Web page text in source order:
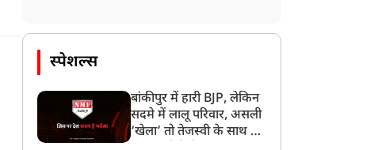
स्पेशल्स
बांकीपुर में हारी BJP, लेकिन
सदमे में लालू परिवार, असली
‘खेला’ तो तेजस्वी के साथ हो